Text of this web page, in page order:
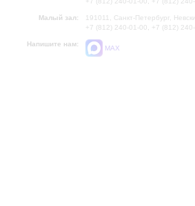
Малый зал:
191011, Санкт-Петербург,
+7 (812) 240-01-00, +7 (812)
Напишите нам:
MAX